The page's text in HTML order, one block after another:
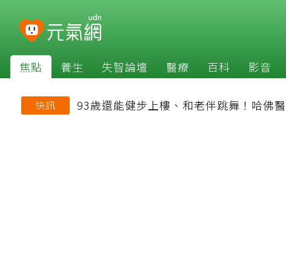
焦點 養生 失智論壇 醫療 百科 影音
快訊 93歲還能健步上樓、和老伴跳舞！哈佛